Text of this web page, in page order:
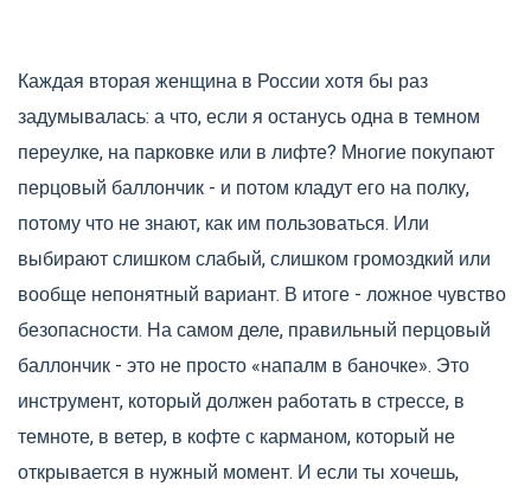
Каждая вторая женщина в России хотя бы раз
задумывалась: а что, если я останусь одна в темном
переулке, на парковке или в лифте? Многие покупают
перцовый баллончик - и потом кладут его на полку,
потому что не знают, как им пользоваться. Или
выбирают слишком слабый, слишком громоздкий или
вообще непонятный вариант. В итоге - ложное чувство
безопасности. На самом деле, правильный перцовый
баллончик - это не просто «напалм в баночке». Это
инструмент, который должен работать в стрессе, в
темноте, в ветер, в кофте с карманом, который не
открывается в нужный момент. И если ты хочешь,